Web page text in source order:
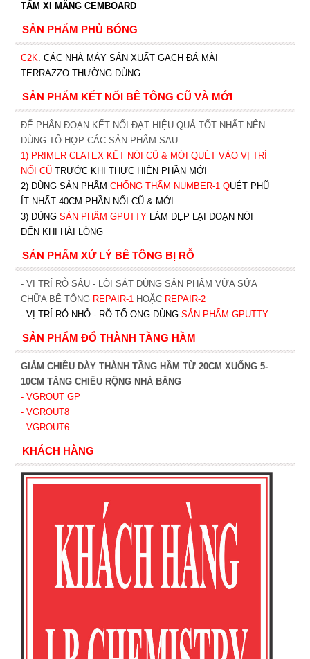
TẤM XI MĂNG CEMBOARD
SẢN PHẨM PHỦ BÓNG
C2K. CÁC NHÀ MÁY SẢN XUẤT GẠCH ĐÁ MÀI
TERRAZZO THƯỜNG DÙNG
SẢN PHẨM KẾT NỐI BÊ TÔNG CŨ VÀ MỚI
ĐỂ PHÂN ĐOẠN KẾT NỐI ĐẠT HIỆU QUẢ TỐT NHẤT NÊN
DÙNG TỔ HỢP CÁC SẢN PHẨM SAU
1) PRIMER CLATEX KẾT NỐI CŨ & MỚI QUÉT VÀO VỊ TRÍ
NỐI CŨ TRƯỚC KHI THỰC HIỆN PHẦN MỚI
2) DÙNG SẢN PHẨM CHỐNG THẤM NUMBER-1QUÉT PHŨ
ÍT NHẤT 40CM PHẦN NỐI CŨ & MỚI
3) DÙNG SẢN PHẨM GPUTTY LÀM ĐẸP LẠI ĐOẠN NỐI
ĐẾN KHI HÀI LÒNG
SẢN PHẨM XỬ LÝ BÊ TÔNG BỊ RỖ
- VỊ TRÍ RỖ SÂU - LÒI SẮT DÙNG SẢN PHẨM VỮA SỬA
CHỮA BÊ TÔNG REPAIR-1HOẶC REPAIR-2
- VỊ TRÍ RỖ NHỎ - RỖ TỔ ONG DÙNG SẢN PHẨM GPUTTY
SẢN PHẨM ĐỔ THÀNH TẦNG HẦM
GIẢM CHIỀU DÀY THÀNH TẦNG HẦM TỪ 20CM XUỐNG 5-
10CM TĂNG CHIỀU RỘNG NHÀ BẰNG
- VGROUT GP
- VGROUT8
- VGROUT6
KHÁCH HÀNG